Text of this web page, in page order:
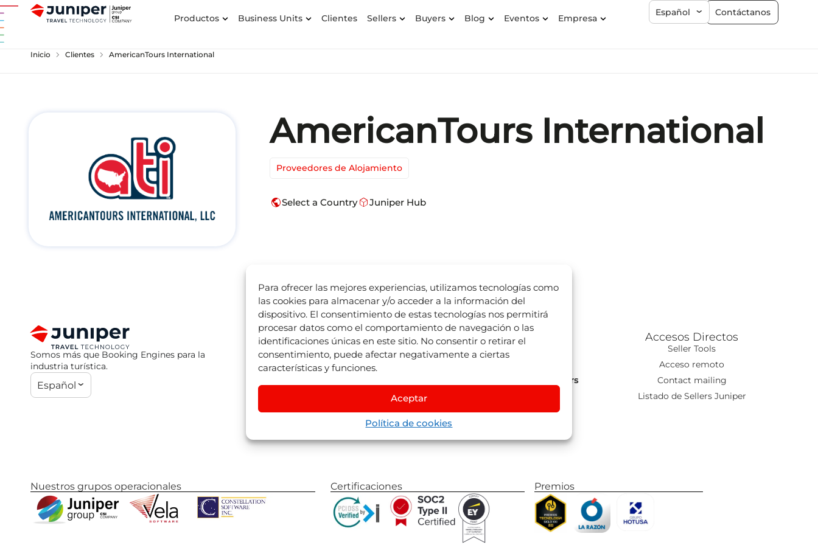
Para ofrecer las mejores experiencias, utilizamos tecnologías como
las cookies para almacenar y/o acceder a la información del
dispositivo. El consentimiento de estas tecnologías nos permitirá
procesar datos como el comportamiento de navegación o las
identificaciones únicas en este sitio. No consentir o retirar el
consentimiento, puede afectar negativamente a ciertas
características y funciones.
Aceptar
Política de cookies
Productos Business Units Clientes Sellers Buyers Blog Eventos Empresa
Español Contáctanos
Inicio chevron_right Clientes chevron_right AmericanTours International
AmericanTours International
Proveedores de Alojamiento
publicSelect a Countrydeployed_codeJuniper Hub
Somos más que Booking Engines para la
industria turística.
Español
Juniper
Sobre Nosotros
Dónde estamos
Blog
Divisiones
Airline Vacations
Nexus Tours
JuniperVervotech
Accesos Directos
Seller Tools
Acceso remoto
Contact mailing
Listado de Sellers Juniper
Nuestros grupos operacionales Certificaciones Premios